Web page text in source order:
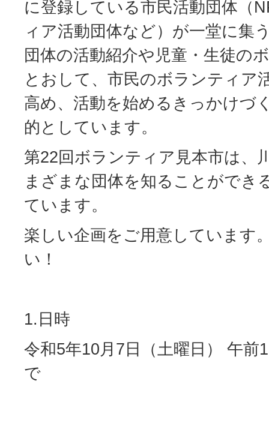
に登録している市民活動団体（
ィア活動団体など）が一堂に集
団体の活動紹介や児童・生徒の
とおして、市民のボランティア
高め、活動を始めるきっかけづ
的としています。
第22回ボランティア見本市は、
まざまな団体を知ることができ
ています。
楽しい企画をご用意しています
い！
1.日時
令和5年10月7日（土曜日） 午前
で